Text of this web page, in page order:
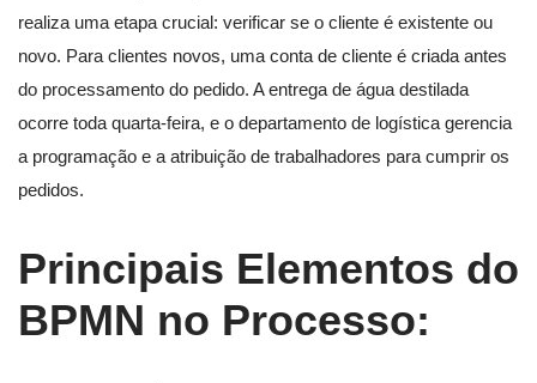
realiza uma etapa crucial: verificar se o cliente é existente ou
novo. Para clientes novos, uma conta de cliente é criada antes
do processamento do pedido. A entrega de água destilada
ocorre toda quarta-feira, e o departamento de logística gerencia
a programação e a atribuição de trabalhadores para cumprir os
pedidos.
Principais Elementos do
BPMN no Processo: